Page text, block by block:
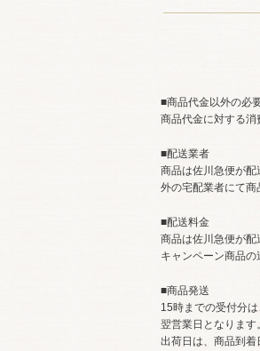
■商品代金以外の必
商品代金に対する
■配送業者
商品は佐川急便が
外の宅配業者にて商
■配送料金
商品は佐川急便が配
キャンペーン商品の
■商品発送
15時までの受付分
翌営業日となります。
出荷日は、商品到